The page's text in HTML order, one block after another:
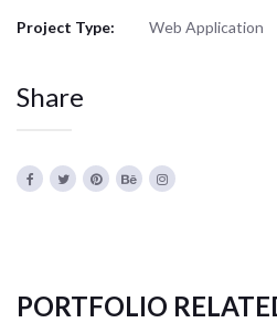
Project Type:
Web Application
Share
PORTFOLIO